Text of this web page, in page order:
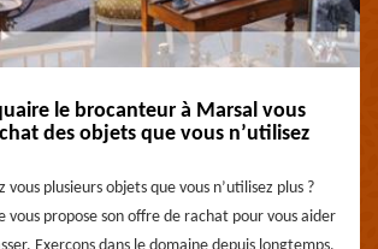
le brocanteur à Marsal vous
des objets que vous n’utilisez
vous plusieurs objets que vous n’utilisez plus ?
vous propose son offre de rachat pour vous aider